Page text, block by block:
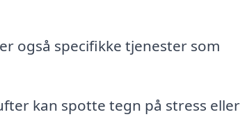
også specifikke tjenester som
kan spotte tegn på stress eller